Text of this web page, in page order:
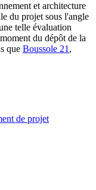
et architecture
du projet sous l'angle
telle évaluation
du dépôt de la
que Boussole 21 ,
de projet